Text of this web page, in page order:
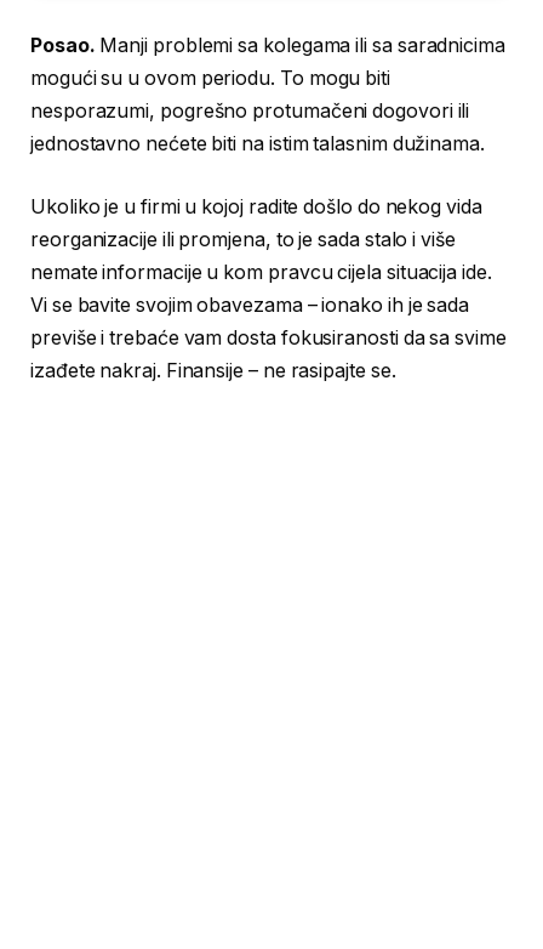
Posao. Manji problemi sa kolegama ili sa saradnicima
mogući su u ovom periodu. To mogu biti
nesporazumi, pogrešno protumačeni dogovori ili
jednostavno nećete biti na istim talasnim dužinama.
Ukoliko je u firmi u kojoj radite došlo do nekog vida
reorganizacije ili promjena, to je sada stalo i više
nemate informacije u kom pravcu cijela situacija ide.
Vi se bavite svojim obavezama – ionako ih je sada
previše i trebaće vam dosta fokusiranosti da sa svime
izađete nakraj. Finansije – ne rasipajte se.